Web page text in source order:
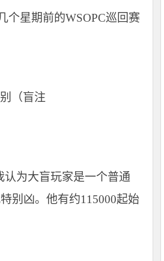
个星期前的WSOPC巡回赛
（盲注
认为大盲玩家是一个普通
别凶。他有约115000起始